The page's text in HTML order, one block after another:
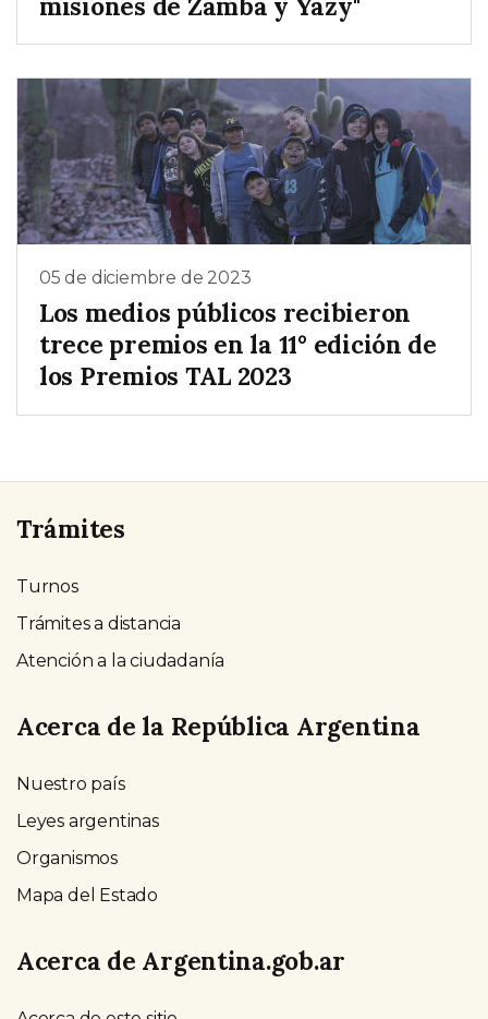
05 de diciembre de 2023
Los medios públicos recibieron
trece premios en la 11° edición de
los Premios TAL 2023
Trámites
Turnos
Trámites a distancia
Atención a la ciudadanía
Acerca de la República Argentina
Nuestro país
Leyes argentinas
Organismos
Mapa del Estado
Acerca de Argentina.gob.ar